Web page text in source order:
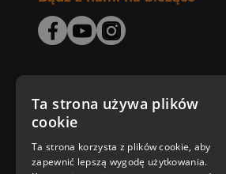
Zakupy u nas
Nasza oferta
Ta strona używa plików
cookie
Ta strona korzysta z plików cookie, aby
zapewnić lepszą wygodę użytkowania.